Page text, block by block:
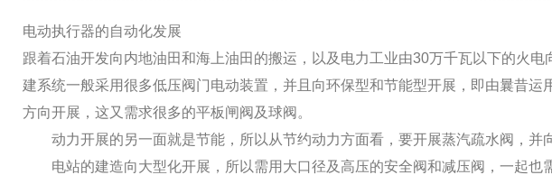
电动执行器的自动化发展
跟着石油开发向内地油田和海上油田的搬运，以及电力工业由30万千瓦以下的火
建系统一般采用很多低压阀门电动装置，并且向环保型和节能型开展，即由曩昔
方向开展，这又需求很多的平板闸阀及球阀。
动力开展的另一面就是节能，所以从节约动力方面看，要开展蒸汽疏水阀，并
电站的建造向大型化开展，所以需用大口径及高压的安全阀和减压阀，一起也